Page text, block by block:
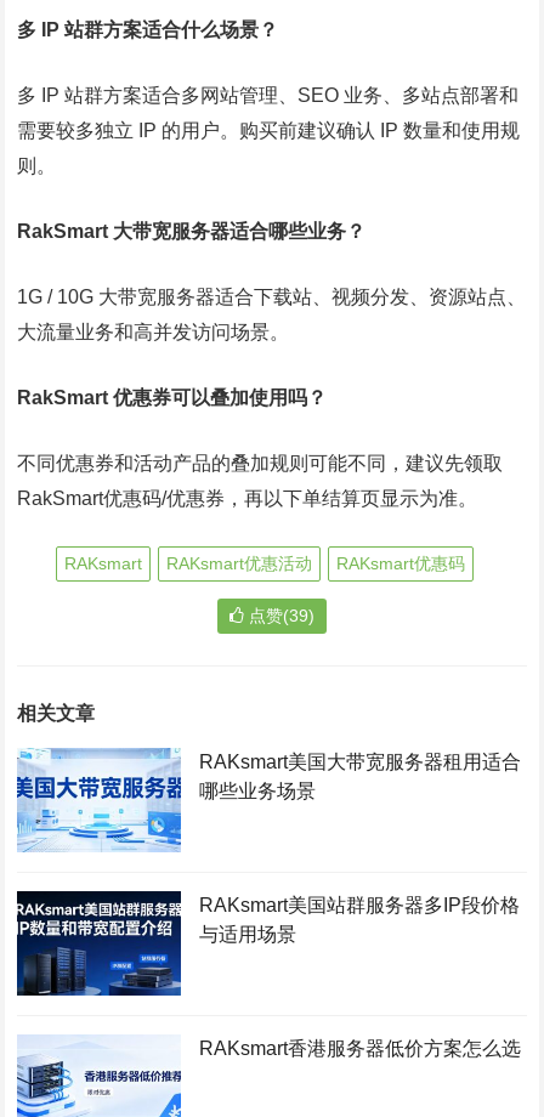
多 IP 站群方案适合什么场景？
多 IP 站群方案适合多网站管理、SEO 业务、多站点部署和
需要较多独立 IP 的用户。购买前建议确认 IP 数量和使用规
则。
RakSmart 大带宽服务器适合哪些业务？
1G / 10G 大带宽服务器适合下载站、视频分发、资源站点、
大流量业务和高并发访问场景。
RakSmart 优惠券可以叠加使用吗？
不同优惠券和活动产品的叠加规则可能不同，建议先领取
RakSmart优惠码/优惠券，再以下单结算页显示为准。
RAKsmart RAKsmart优惠活动 RAKsmart优惠码
点赞(39)
相关文章
RAKsmart美国大带宽服务器租用适合
哪些业务场景
RAKsmart美国站群服务器多IP段价格
与适用场景
RAKsmart香港服务器低价方案怎么选